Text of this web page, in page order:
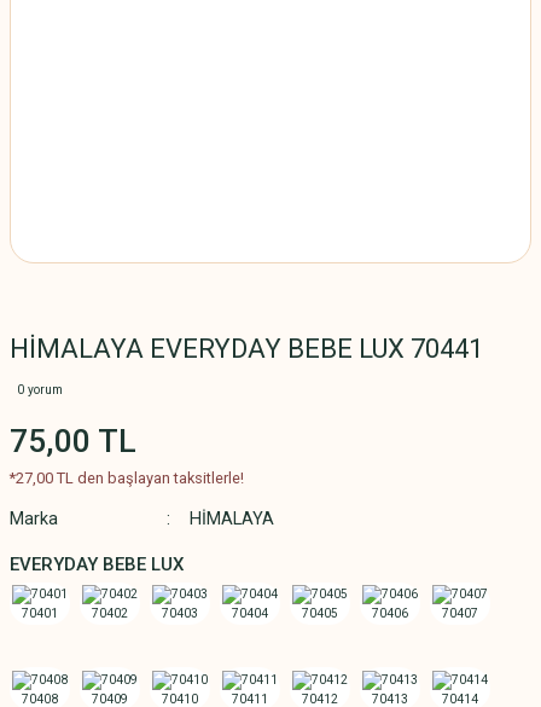
HİMALAYA EVERYDAY BEBE LUX 70441
0 yorum
75,00 TL
*27,00 TL den başlayan taksitlerle!
Marka HİMALAYA
EVERYDAY BEBE LUX